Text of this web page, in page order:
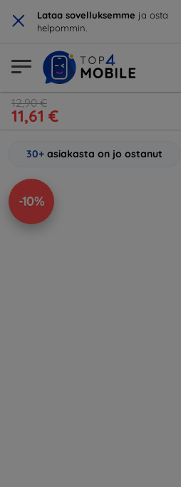
× Lataa sovelluksemme ja osta
helpommin.
12,90 €
11,61 €
30+ asiakasta on jo ostanut
-10%